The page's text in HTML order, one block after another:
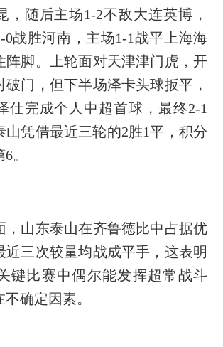
，随后主场1-2不敌大连英博，
0战胜河南，主场1-1战平上海海
阵脚。上轮面对天津津门虎，开
破门，但下半场泽卡头球扳平，
仕完成个人中超首球，最终2-1
山凭借最近三轮的2胜1平，积分
。
，山东泰山在齐鲁德比中占据优
近三次较量均战成平手，这表明
键比赛中偶尔能发挥超常战斗
确定因素。